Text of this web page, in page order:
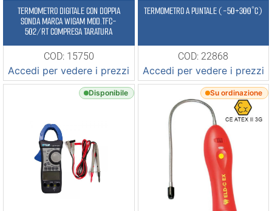
TERMOMETRO DIGITALE CON DOPPIA
SONDA MARCA WIGAM MOD.TFC-
502/RT COMPRESA TARATURA
COD: 15750
Accedi per vedere i prezzi
TERMOMETRO A PUNTALE (-50+300°C)
COD: 22868
Accedi per vedere i prezzi
Disponibile Su ordinazione